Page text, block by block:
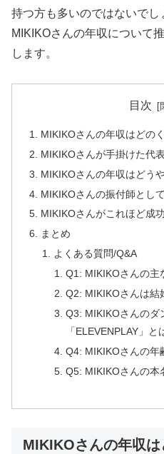
持つ方も多いのではないでし
MIKIKOさんの年収について
します。
目次
MIKIKOさんの年収はどの
MIKIKOさんが手掛けた代
MIKIKOさんの年収はどう
MIKIKOさんの振付師とし
MIKIKOさんがこれほど成
まとめ
よくある質問/Q&A
Q1: MIKIKOさんの主
Q2: MIKIKOさんは結
Q3: MIKIKOさんのダ
「ELEVENPLAY」と
Q4: MIKIKOさんの年
Q5: MIKIKOさんの本
MIKIKOさんの年収は